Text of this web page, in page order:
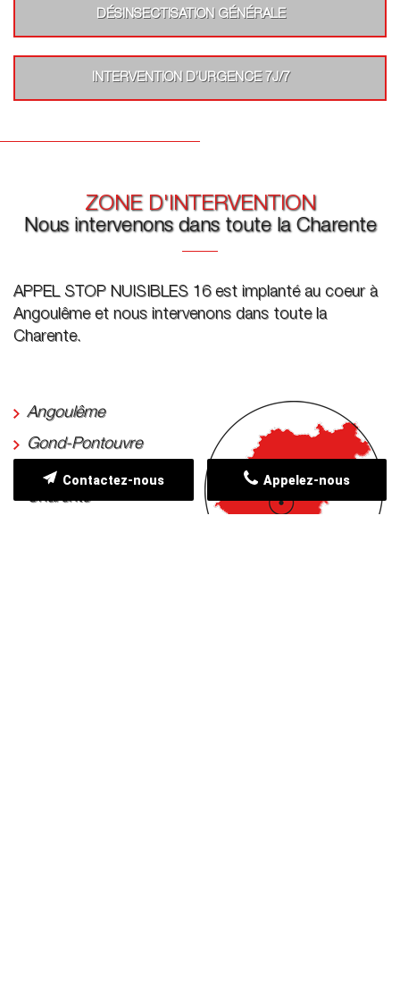
DÉSINSECTISATION GÉNÉRALE
INTERVENTION D’URGENCE 7J/7
ZONE D'INTERVENTION
Nous intervenons dans toute la Charente
APPEL STOP NUISIBLES 16 est implanté au coeur à
Angoulême et nous intervenons dans toute la
Charente.
Angoulême
Gond-Pontouvre
Saint-Yrieix-sur-
Charente
Appelez-nous
Contactez-nous